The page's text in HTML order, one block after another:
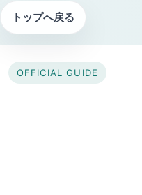
トップへ戻る
OFFICIAL GUIDE